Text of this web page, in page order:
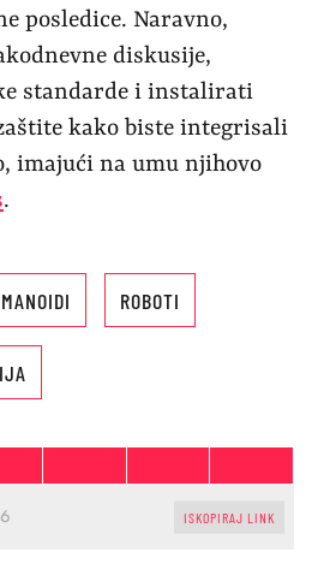
posledice. Naravno,
diskusije,
standarde i instalirati
kako biste integrisali
imajući na umu njihovo
.
ROBOTI
ISKOPIRAJ LINK